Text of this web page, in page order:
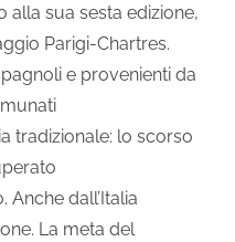
alla sua sesta edizione,
Parigi-Chartres.
e provenienti da
tradizionale: lo scorso
dall’Italia
La meta del